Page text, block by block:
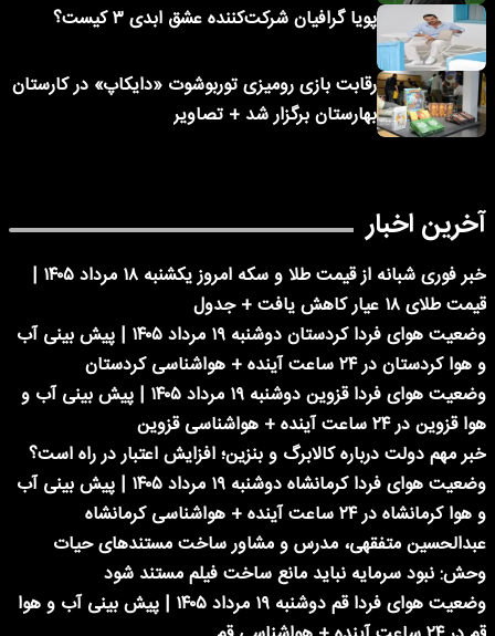
پویا گرافیان شرکت‌کننده عشق ابدی ۳ کیست؟
رقابت بازی رومیزی توربوشوت «دایکاپ» در کارستان
بهارستان برگزار شد + تصاویر
آخرین اخبار
خبر فوری شبانه از قیمت طلا و سکه امروز یکشنبه ۱۸ مرداد ۱۴۰۵ |
قیمت طلای ۱۸ عیار کاهش یافت + جدول
وضعیت هوای فردا کردستان دوشنبه ۱۹ مرداد ۱۴۰۵ | پیش بینی آب
و هوا کردستان در ۲۴ ساعت آینده + هواشناسی کردستان
وضعیت هوای فردا قزوین دوشنبه ۱۹ مرداد ۱۴۰۵ | پیش بینی آب و
هوا قزوین در ۲۴ ساعت آینده + هواشناسی قزوین
خبر مهم دولت درباره کالابرگ و بنزین؛ افزایش اعتبار در راه است؟
وضعیت هوای فردا کرمانشاه دوشنبه ۱۹ مرداد ۱۴۰۵ | پیش بینی آب
و هوا کرمانشاه در ۲۴ ساعت آینده + هواشناسی کرمانشاه
عبدالحسین متفقهی، مدرس و مشاور ساخت مستندهای حیات
وحش: نبود سرمایه نباید مانع ساخت فیلم مستند شود
وضعیت هوای فردا قم دوشنبه ۱۹ مرداد ۱۴۰۵ | پیش بینی آب و هوا